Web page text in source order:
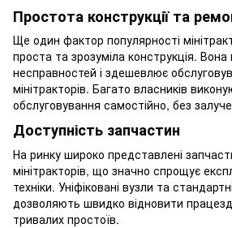
Простота конструкції та
Ще один фактор популярності
проста та зрозуміла конструкція. Вона
несправностей і здешевлює
мінітракторів. Багато власників
обслуговування самостійно, без
Доступність запчастин
На ринку широко представлені
мінітракторів, що значно спрощує
техніки. Уніфіковані вузли та
дозволяють швидко відновити
тривалих простоїв.